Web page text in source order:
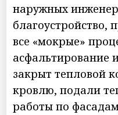
наружных
благоустройство,
все «мокрые»
асфальтирование
закрыт тепловой
кровлю, подали
работы по